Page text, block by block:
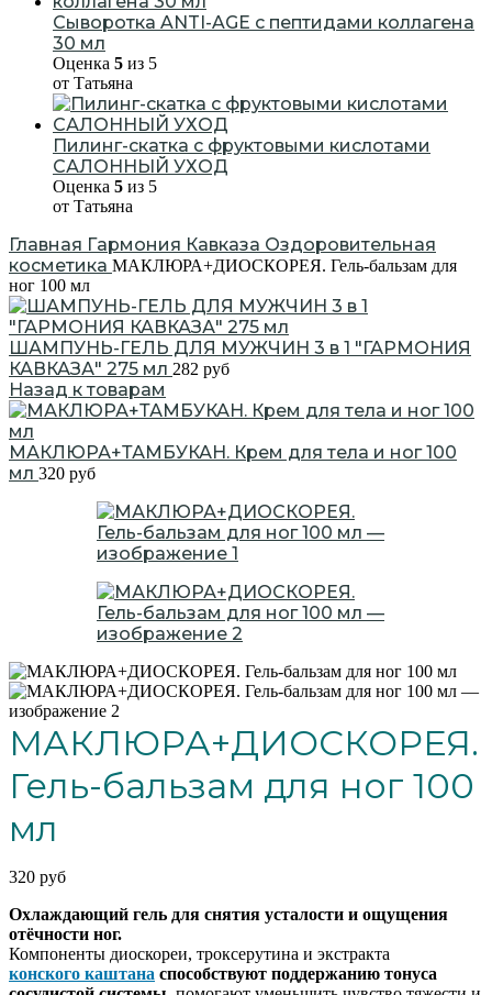
Сыворотка ANTI-AGE с пептидами коллагена
30 мл
Оценка 5 из 5
от Татьяна
Пилинг-скатка с фруктовыми кислотами
САЛОННЫЙ УХОД
Оценка 5 из 5
от Татьяна
Главная Гармония Кавказа Оздоровительная
косметика МАКЛЮРА+ДИОСКОРЕЯ. Гель-бальзам для
ног 100 мл
ШАМПУНЬ-ГЕЛЬ ДЛЯ МУЖЧИН 3 в 1 "ГАРМОНИЯ
КАВКАЗА" 275 мл 282 руб
Назад к товарам
МАКЛЮРА+ТАМБУКАН. Крем для тела и ног 100
мл 320 руб
МАКЛЮРА+ДИОСКОРЕЯ.
Гель-бальзам для ног 100
мл
320 руб
Охлаждающий гель для снятия усталости и ощущения
отёчности ног.
Компоненты диоскореи, троксерутина и экстракта
конского каштана способствуют поддержанию тонуса